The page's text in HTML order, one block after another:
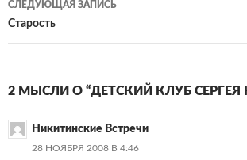
СЛЕДУЮЩАЯ ЗАПИСЬ
Старость
2 МЫСЛИ О “ДЕТСКИЙ КЛУБ СЕРГЕЯ
Никитинские Встречи
28 НОЯБРЯ 2008 В 4:46